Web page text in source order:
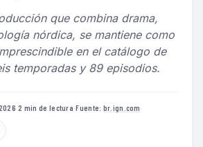
que combina drama,
nórdica, se mantiene como
en el catálogo de
temporadas y 89 episodios.
·2 min de lectura·Fuente: br.ign.com